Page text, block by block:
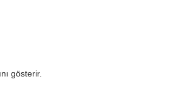
gösterir.